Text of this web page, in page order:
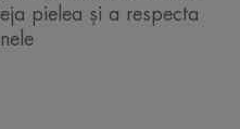
pielea și a respecta